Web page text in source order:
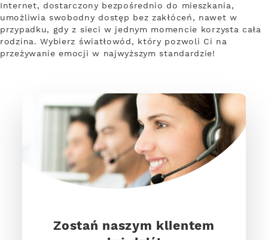
Internet, dostarczony bezpośrednio do mieszkania,
umożliwia swobodny dostęp bez zakłóceń, nawet w
przypadku, gdy z sieci w jednym momencie korzysta cała
rodzina. Wybierz światłowód, który pozwoli Ci na
przeżywanie emocji w najwyższym standardzie!
Zostań naszym klientem